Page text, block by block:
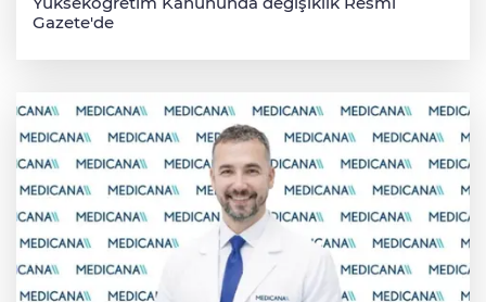
Gazete'de